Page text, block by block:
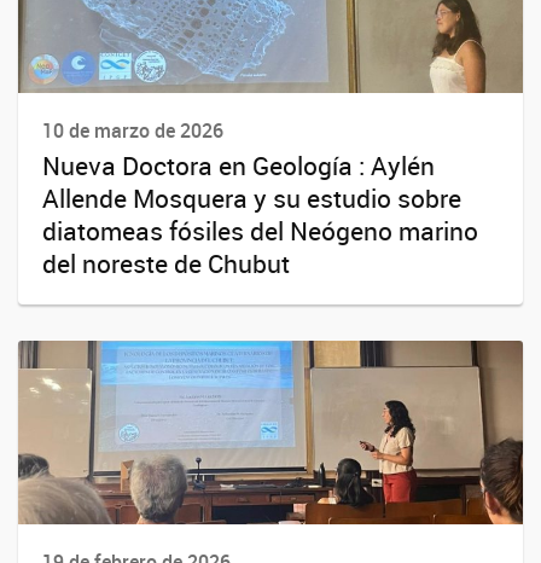
10 de marzo de 2026
Nueva Doctora en Geología : Aylén
Allende Mosquera y su estudio sobre
diatomeas fósiles del Neógeno marino
del noreste de Chubut